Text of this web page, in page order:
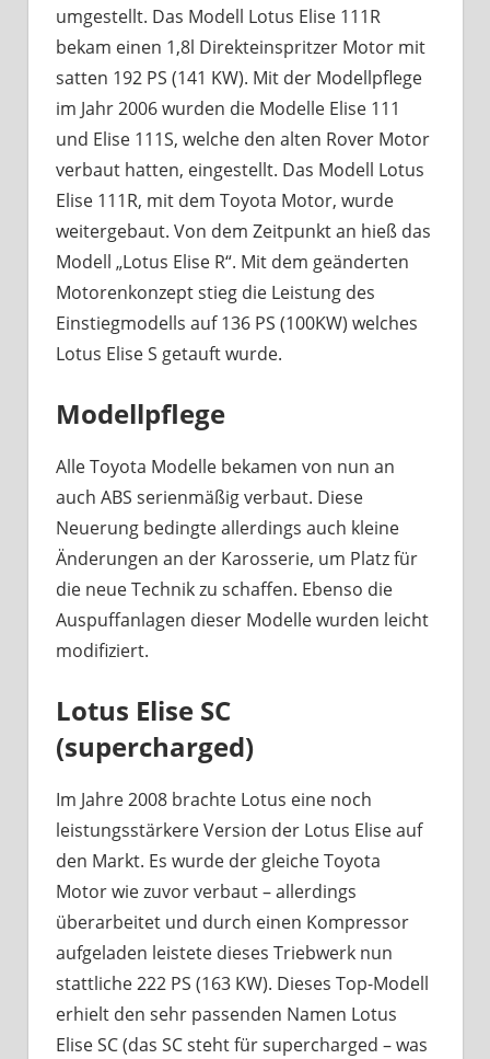
umgestellt. Das Modell Lotus Elise 111R
bekam einen 1,8l Direkteinspritzer Motor mit
satten 192 PS (141 KW). Mit der Modellpflege
im Jahr 2006 wurden die Modelle Elise 111
und Elise 111S, welche den alten Rover Motor
verbaut hatten, eingestellt. Das Modell Lotus
Elise 111R, mit dem Toyota Motor, wurde
weitergebaut. Von dem Zeitpunkt an hieß das
Modell „Lotus Elise R“. Mit dem geänderten
Motorenkonzept stieg die Leistung des
Einstiegmodells auf 136 PS (100KW) welches
Lotus Elise S getauft wurde.
Modellpflege
Alle Toyota Modelle bekamen von nun an
auch ABS serienmäßig verbaut. Diese
Neuerung bedingte allerdings auch kleine
Änderungen an der Karosserie, um Platz für
die neue Technik zu schaffen. Ebenso die
Auspuffanlagen dieser Modelle wurden leicht
modifiziert.
Lotus Elise SC
(supercharged)
Im Jahre 2008 brachte Lotus eine noch
leistungsstärkere Version der Lotus Elise auf
den Markt. Es wurde der gleiche Toyota
Motor wie zuvor verbaut – allerdings
überarbeitet und durch einen Kompressor
aufgeladen leistete dieses Triebwerk nun
stattliche 222 PS (163 KW). Dieses Top-Modell
erhielt den sehr passenden Namen Lotus
Elise SC (das SC steht für supercharged – was